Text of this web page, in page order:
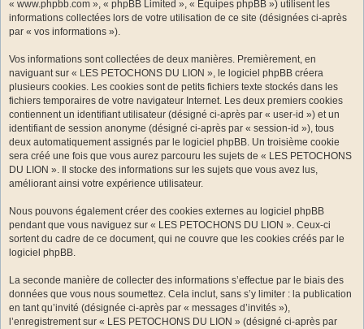
« www.phpbb.com », « phpBB Limited », « Équipes phpBB ») utilisent les
informations collectées lors de votre utilisation de ce site (désignées ci-après
par « vos informations »).
Vos informations sont collectées de deux manières. Premièrement, en
naviguant sur « LES PETOCHONS DU LION », le logiciel phpBB créera
plusieurs cookies. Les cookies sont de petits fichiers texte stockés dans les
fichiers temporaires de votre navigateur Internet. Les deux premiers cookies
contiennent un identifiant utilisateur (désigné ci-après par « user-id ») et un
identifiant de session anonyme (désigné ci-après par « session-id »), tous
deux automatiquement assignés par le logiciel phpBB. Un troisième cookie
sera créé une fois que vous aurez parcouru les sujets de « LES PETOCHONS
DU LION ». Il stocke des informations sur les sujets que vous avez lus,
améliorant ainsi votre expérience utilisateur.
Nous pouvons également créer des cookies externes au logiciel phpBB
pendant que vous naviguez sur « LES PETOCHONS DU LION ». Ceux-ci
sortent du cadre de ce document, qui ne couvre que les cookies créés par le
logiciel phpBB.
La seconde manière de collecter des informations s’effectue par le biais des
données que vous nous soumettez. Cela inclut, sans s’y limiter : la publication
en tant qu’invité (désignée ci-après par « messages d’invités »),
l’enregistrement sur « LES PETOCHONS DU LION » (désigné ci-après par